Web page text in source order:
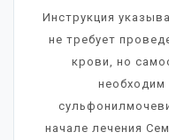
Инструкция
не требует
крови, но
необходим
начале лечения